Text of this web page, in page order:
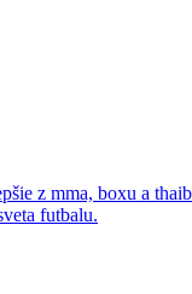
z mma, boxu a
futbalu.